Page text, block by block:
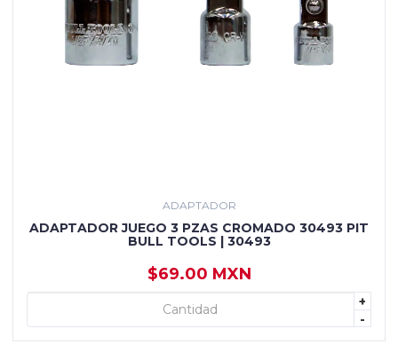
ADAPTADOR
ADAPTADOR JUEGO 3 PZAS CROMADO 30493 PIT
BULL TOOLS | 30493
$69.00 MXN
+
-
+ AGREGAR